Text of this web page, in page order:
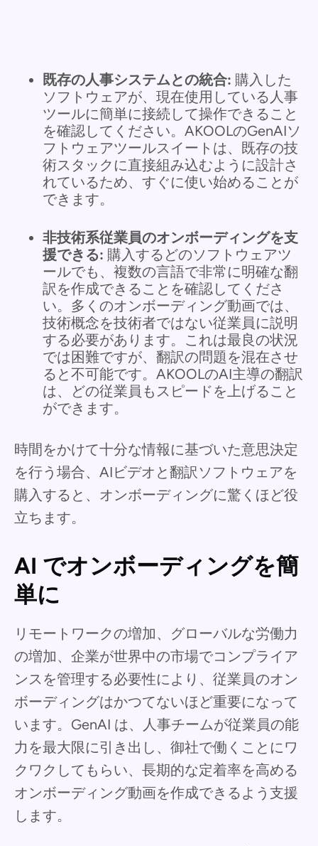
既存の人事システムとの統合: 購入した
ソフトウェアが、現在使用している人事
ツールに簡単に接続して操作できること
を確認してください。AKOOLのGenAIソ
フトウェアツールスイートは、既存の技
術スタックに直接組み込むように設計さ
れているため、すぐに使い始めることが
できます。
非技術系従業員のオンボーディングを支
援できる: 購入するどのソフトウェアツ
ールでも、複数の言語で非常に明確な翻
訳を作成できることを確認してくださ
い。多くのオンボーディング動画では、
技術概念を技術者ではない従業員に説明
する必要があります。これは最良の状況
では困難ですが、翻訳の問題を混在させ
ると不可能です。AKOOLのAI主導の翻訳
は、どの従業員もスピードを上げること
ができます。
時間をかけて十分な情報に基づいた意思決定
を行う場合、AIビデオと翻訳ソフトウェアを
購入すると、オンボーディングに驚くほど役
立ちます。
AI でオンボーディングを簡
単に
リモートワークの増加、グローバルな労働力
の増加、企業が世界中の市場でコンプライア
ンスを管理する必要性により、従業員のオン
ボーディングはかつてないほど重要になって
います。GenAI は、人事チームが従業員の能
力を最大限に引き出し、御社で働くことにワ
クワクしてもらい、長期的な定着率を高める
オンボーディング動画を作成できるよう支援
します。